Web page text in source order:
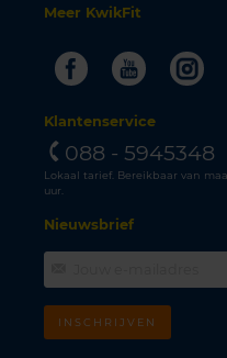
Meer KwikFit
Facebook
Klantenservice
088 - 5945348
Lokaal tarief. Bereikbaar van
uur.
Nieuwsbrief
INSCHRIJVEN